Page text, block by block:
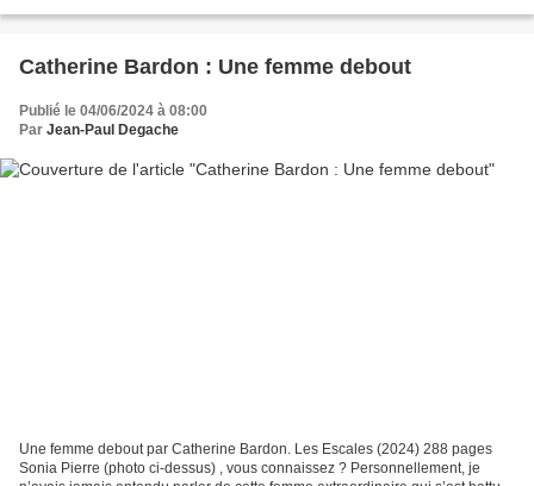
Catherine Bardon : Une femme debout
Publié le 04/06/2024 à 08:00
Par Jean-Paul Degache
Une femme debout par Catherine Bardon. Les Escales (2024) 288 pages
Sonia Pierre (photo ci-dessus) , vous connaissez ? Personnellement, je